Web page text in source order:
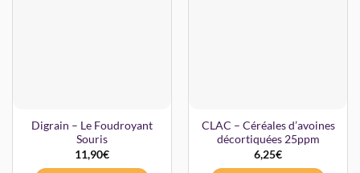
Digrain – Le Foudroyant
Souris
11,90€
CLAC – Céréales d’avoines
décortiquées 25ppm
6,25€